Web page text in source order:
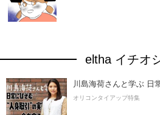
eltha イチオ
川島海荷さんと学ぶ 日
オリコンタイアップ特集